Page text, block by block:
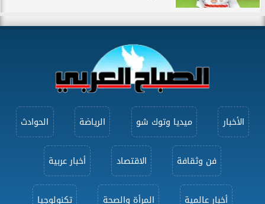
الأخبار ميديا وتوك شو الرياضة الحوادث
فن وثقافة الاقتصاد أخبار عربية
أخبار عالمية المرأة والصحة تكنولوجيا